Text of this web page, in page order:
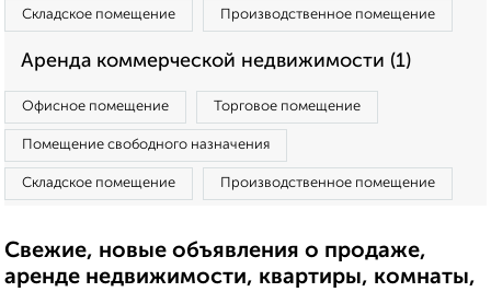
Складское помещение Производственное помещение
Аренда коммерческой недвижимости (1)
Офисное помещение Торговое помещение
Помещение свободного назначения
Складское помещение Производственное помещение
Свежие, новые объявления о продаже,
аренде недвижимости, квартиры, комнаты,